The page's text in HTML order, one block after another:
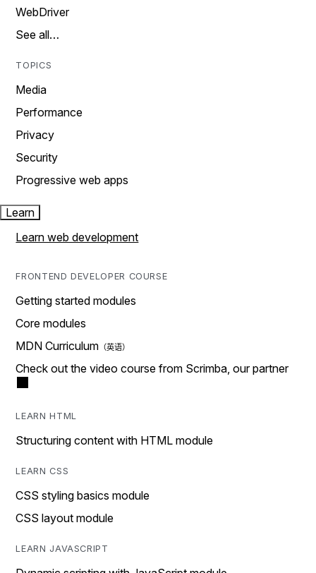
WebDriver
See all…
TOPICS
Media
Performance
Privacy
Security
Progressive web apps
Learn
Learn web development
FRONTEND DEVELOPER COURSE
Getting started modules
Core modules
MDN Curriculum
Check out the video course from Scrimba, our partner
LEARN HTML
Structuring content with HTML module
LEARN CSS
CSS styling basics module
CSS layout module
LEARN JAVASCRIPT